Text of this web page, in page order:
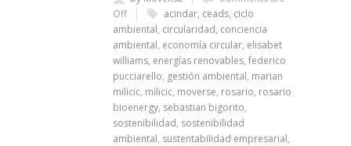
Off
acindar, ceads, ciclo
ambiental, circularidad, conciencia
ambiental, economía circular, elisabet
williams, energías renovables, federico
pucciarello, gestión ambiental, marian
milicic, milicic, moverse, rosario, rosario
bioenergy, sebastian bigorito,
sostenibilidad, sostenibilidad
ambiental, sustentabilidad empresarial,